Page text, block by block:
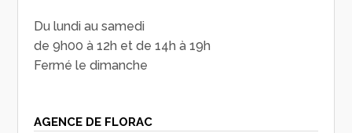
Du lundi au samedi
de 9h00 à 12h et de 14h à 19h
Fermé le dimanche
AGENCE DE FLORAC